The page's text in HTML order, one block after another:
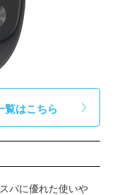
覧はこちら
パに優れた使いや